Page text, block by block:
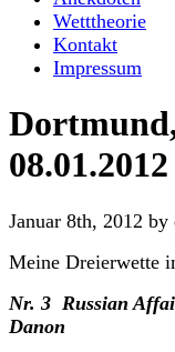
Wetttheorie
Kontakt
Impressum
08.01.2012
Januar 8th, 2012 by
Meine Dreierwette
Nr. 3 Russian
Danon